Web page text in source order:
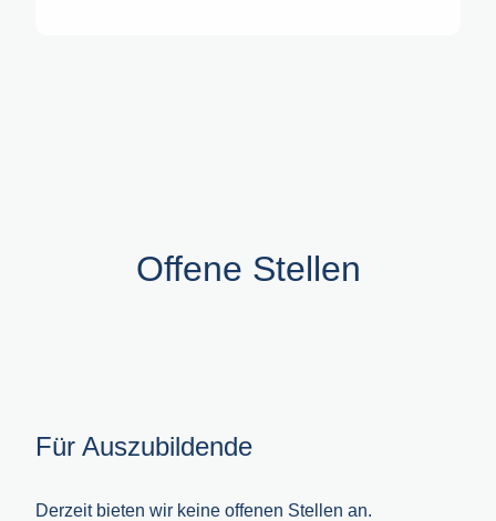
Offene Stellen
Für Auszubildende
Derzeit bieten wir keine offenen Stellen an.